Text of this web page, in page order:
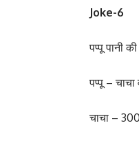
Joke-6
पप्पू पानी
पप्पू –
चाचा –